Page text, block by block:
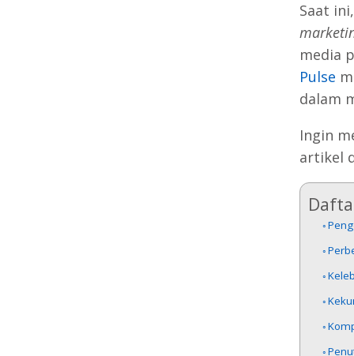
Saat
media
Pulse
dalam
Ingin
artikel